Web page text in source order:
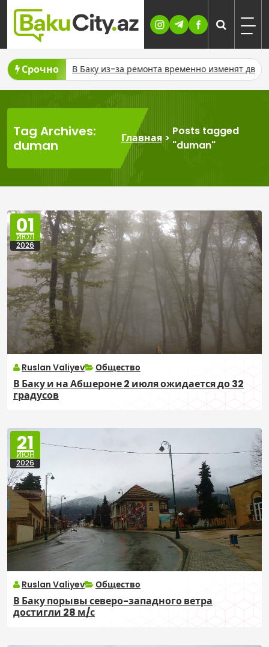
Skip
content
Срочно
из-за ремонта временно изменят движение шести
Tag Archives:
duman
Главная>
Posts tagged
"duman"
01
ИЮЛ
2026
Ruslan Valiyev Общество
В Баку и на Абшероне 2 июля ожидается до 32
градусов
21
ИЮН
2026
Ruslan Valiyev Общество
В Баку порывы северо-западного ветра
достигли 28 м/с